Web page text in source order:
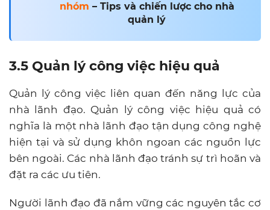
nhóm – Tips và chiến lược cho nhà
quản lý
3.5 Quản lý công việc hiệu quả
Quản lý công việc liên quan đến năng lực của
nhà lãnh đạo. Quản lý công việc hiệu quả có
nghĩa là một nhà lãnh đạo tận dụng công nghệ
hiện tại và sử dụng khôn ngoan các nguồn lực
bên ngoài. Các nhà lãnh đạo tránh sự trì hoãn và
đặt ra các ưu tiên.
Người lãnh đạo đã nắm vững các nguyên tắc cơ